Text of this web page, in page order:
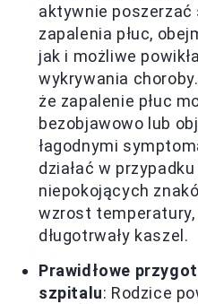
aktywnie
zapalenia płuc,
jak i możliwe
wykrywania
że zapalenie płuc
bezobjawowo lub
łagodnymi
działać w
niepokojących
wzrost
długotrwały kaszel.
Prawidłowe
szpitalu: Rodzice